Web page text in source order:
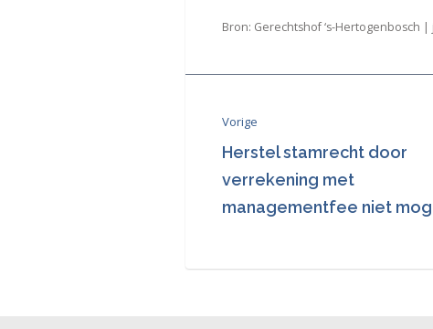
Bron: Gerechtshof ‘s-Hertogenbosch |
Vorige
Herstel stamrecht door
verrekening met
managementfee niet